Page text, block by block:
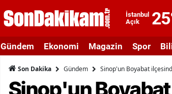
İstanbul
Açık
25
Adıyaman
Gündem Ekonomi Magazin Spor
Son Dakika Gündem Sinop'un Boyabat